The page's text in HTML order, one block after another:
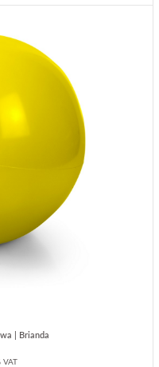
| Brianda
VAT